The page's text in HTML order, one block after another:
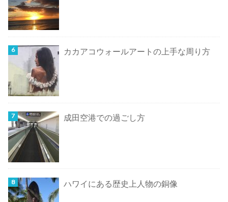
カカアコウォールアートの上手な周り方
成田空港での過ごし方
ハワイにある歴史上人物の銅像